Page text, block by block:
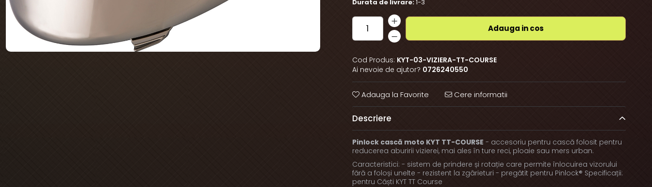
Durata de livrare:1-3
Adauga in cos
Cod Produs: KYT-03-VIZIERA-TT-COURSE
Ai nevoie de ajutor? 0726240550
Adauga la Favorite Cere informatii
Descriere
Pinlock cască moto KYT TT-COURSE - accesoriu pentru cască folosit pentru
reducerea aburirii vizierei, mai ales în ture reci, ploaie sau mers urban.
Caracteristici: - sistem de prindere și rotație care permite înlocuirea vizorului
fără a foloși unelte - rezistent la zgârieturi - pregătit pentru Pinlock® Specificații:
pentru Căști KYT TT Course